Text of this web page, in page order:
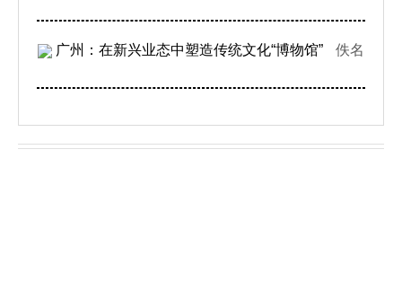
广州：在新兴业态中塑造传统文化“博物馆” 佚名